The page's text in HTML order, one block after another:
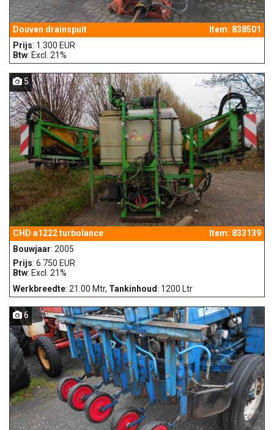
Douven drainspuit
Item: 838501
Prijs: 1.300 EUR
Btw: Excl. 21%
5
CHD a1222 turbolance
Item: 833139
Bouwjaar: 2005
Prijs: 6.750 EUR
Btw: Excl. 21%
Werkbreedte: 21.00 Mtr, Tankinhoud: 1200 Ltr
6